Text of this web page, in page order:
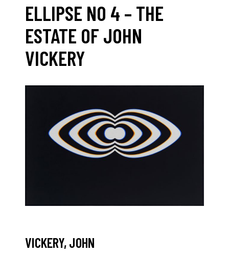
ELLIPSE NO 4 – THE
ESTATE OF JOHN
VICKERY
VICKERY, JOHN